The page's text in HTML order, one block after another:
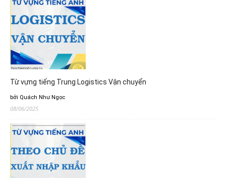
Từ vựng tiếng Trung Logistics Vận chuyển
bởi Quách Như Ngọc
08/06/2025